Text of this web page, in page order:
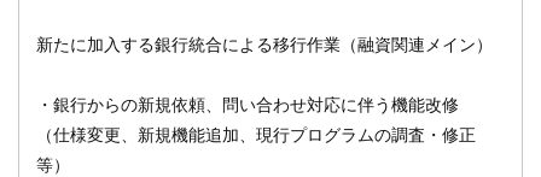
閉じる
新たに加入する銀行統合による移行作業（融資関連メイン）
・銀行からの新規依頼、問い合わせ対応に伴う機能改修
（仕様変更、新規機能追加、現行プログラムの調査・修正
等）